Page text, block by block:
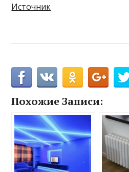
Источник
Похожие Записи: